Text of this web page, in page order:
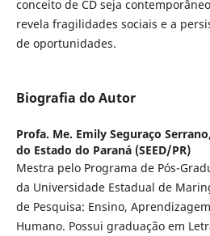
conceito de CD seja
revela fragilidades sociais e a
de oportunidades.
Biografia do Autor
Profa. Me. Emily Seguraço Serrano,
do Estado do Paraná (SEED/PR)
Mestra pelo Programa de Pós-
da Universidade Estadual de
de Pesquisa: Ensino,
Humano. Possui graduação em